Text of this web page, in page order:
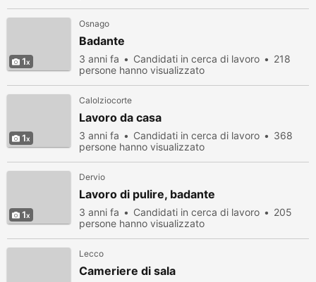
1
Osnago
Badante
3 anni fa Candidati in cerca di lavoro
218
persone hanno visualizzato
1
Calolziocorte
Lavoro da casa
3 anni fa Candidati in cerca di lavoro
368
persone hanno visualizzato
1
Dervio
Lavoro di pulire, badante
3 anni fa Candidati in cerca di lavoro
205
persone hanno visualizzato
Lecco
Cameriere di sala